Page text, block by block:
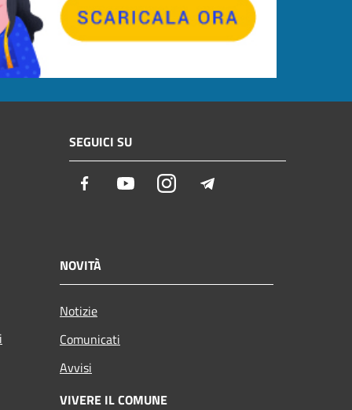
SEGUICI SU
Facebook YoutubeInstagram
NOVITÀ
Notizie
Comunicati
Avvisi
VIVERE IL COMUNE